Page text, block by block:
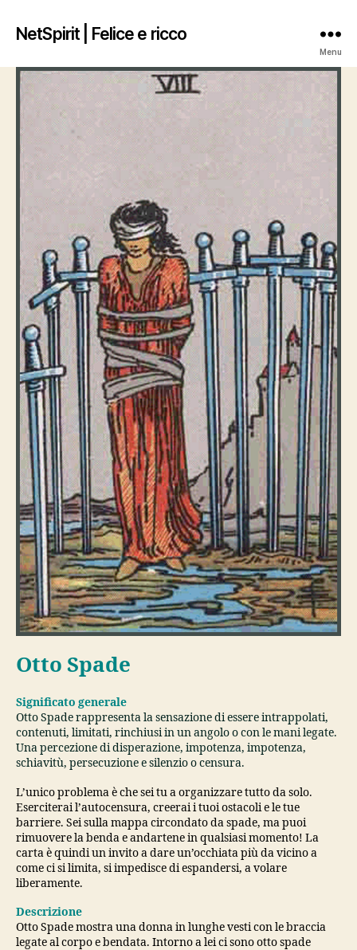
NetSpirit | Felice e ricco
Menu
Otto Spade
Significato generale
Otto Spade rappresenta la sensazione di essere intrappolati,
contenuti, limitati, rinchiusi in un angolo o con le mani legate.
Una percezione di disperazione, impotenza, impotenza,
schiavitù, persecuzione e silenzio o censura.
L’unico problema è che sei tu a organizzare tutto da solo.
Eserciterai l’autocensura, creerai i tuoi ostacoli e le tue
barriere. Sei sulla mappa circondato da spade, ma puoi
rimuovere la benda e andartene in qualsiasi momento! La
carta è quindi un invito a dare un’occhiata più da vicino a
come ci si limita, si impedisce di espandersi, a volare
liberamente.
Descrizione
Otto Spade mostra una donna in lunghe vesti con le braccia
legate al corpo e bendata. Intorno a lei ci sono otto spade